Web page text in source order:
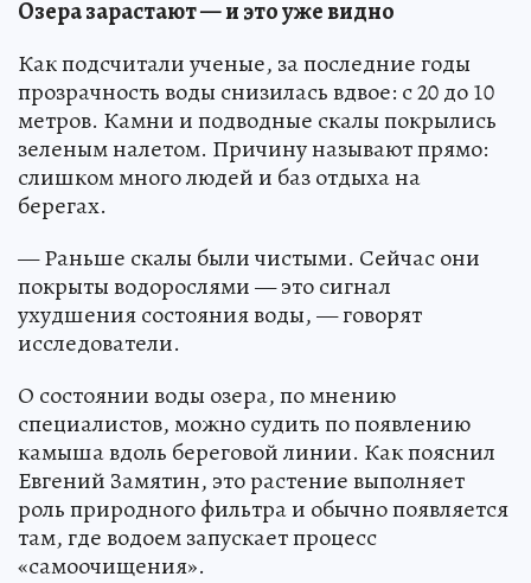
Озера зарастают — и это уже видно
Как подсчитали ученые, за последние годы
прозрачность воды снизилась вдвое: с 20 до 10
метров. Камни и подводные скалы покрылись
зеленым налетом. Причину называют прямо:
слишком много людей и баз отдыха на
берегах.
— Раньше скалы были чистыми. Сейчас они
покрыты водорослями — это сигнал
ухудшения состояния воды, — говорят
исследователи.
О состоянии воды озера, по мнению
специалистов, можно судить по появлению
камыша вдоль береговой линии. Как пояснил
Евгений Замятин, это растение выполняет
роль природного фильтра и обычно появляется
там, где водоем запускает процесс
«самоочищения».